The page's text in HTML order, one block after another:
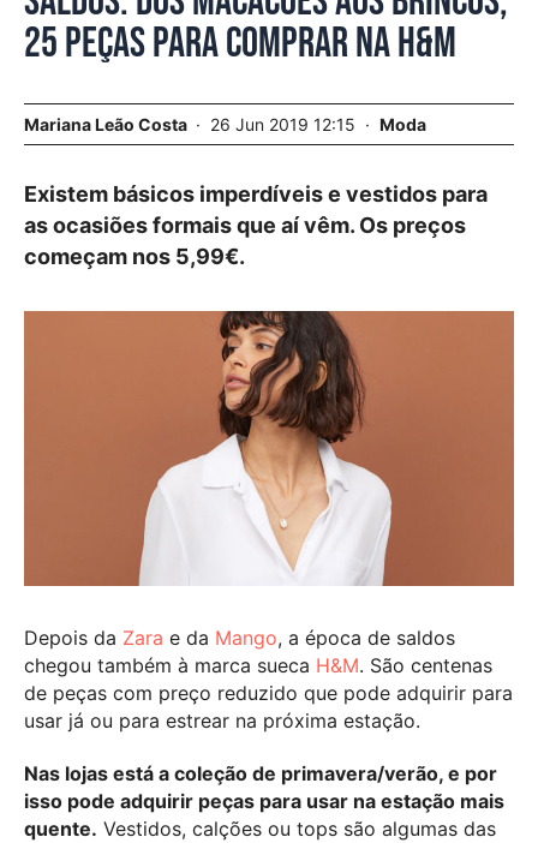
25 peças para comprar na H&M
Mariana Leão Costa 26 Jun 2019 12:15 Moda
Existem básicos imperdíveis e vestidos para
as ocasiões formais que aí vêm. Os preços
começam nos 5,99€.
Depois da Zara e da Mango, a época de saldos
chegou também à marca sueca H&M. São centenas
de peças com preço reduzido que pode adquirir para
usar já ou para estrear na próxima estação.
Nas lojas está a coleção de primavera/verão, e por
isso pode adquirir peças para usar na estação mais
quente. Vestidos, calções ou tops são algumas das